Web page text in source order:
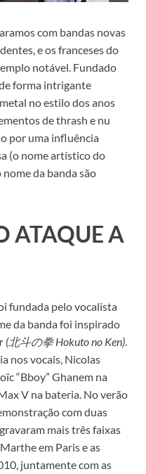
com bandas novas
e os franceses do
notável. Fundado
forma intrigante
no estilo dos anos
de thrash e nu
por uma influência
(o nome artístico do
da banda são
ATAQUE A
fundada pelo vocalista
da banda foi inspirado
(北斗の拳 Hokuto no Ken)
nos vocais, Nicolas
“Bboy” Ghanem na
V na bateria. No verão
com duas
mais três faixas
em Paris e as
juntamente com as